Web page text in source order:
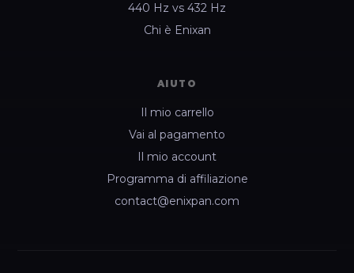
440 Hz vs 432 Hz
Chi è Enixan
AIUTO
Il mio carrello
Vai al pagamento
Il mio account
Programma di affiliazione
contact@enixpan.com